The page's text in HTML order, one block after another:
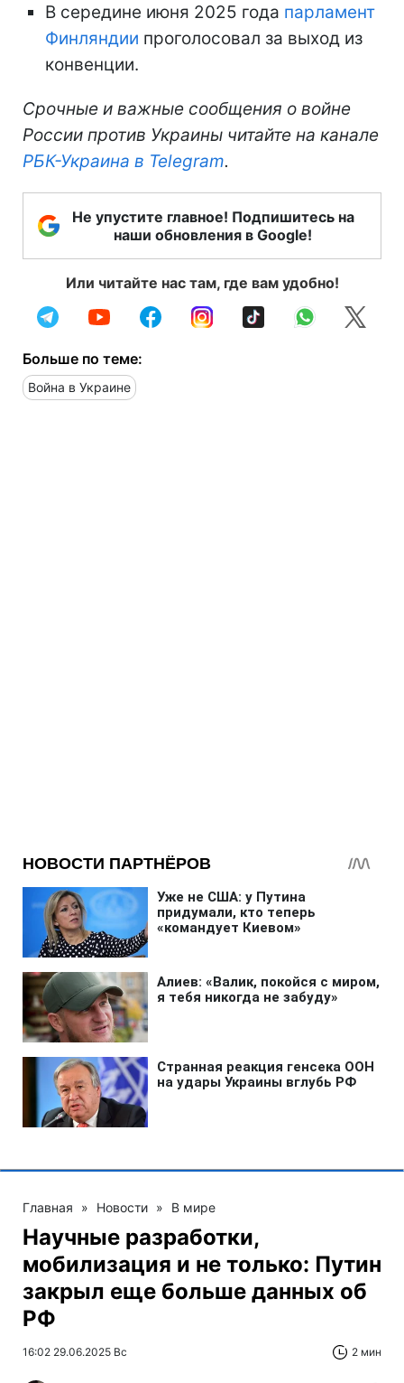
В середине июня 2025 года парламент
Финляндии проголосовал за выход из
конвенции.
Срочные и важные сообщения о войне
России против Украины читайте на канале
РБК-Украина в Telegram.
Не упустите главное! Подпишитесь на
наши обновления в Google!
Или читайте нас там, где вам удобно!
Больше по теме:
Война в Украине
Главная » Новости » В мире
Научные разработки,
мобилизация и не только: Путин
закрыл еще больше данных об
РФ
16:02 29.06.2025 Вс 2 мин